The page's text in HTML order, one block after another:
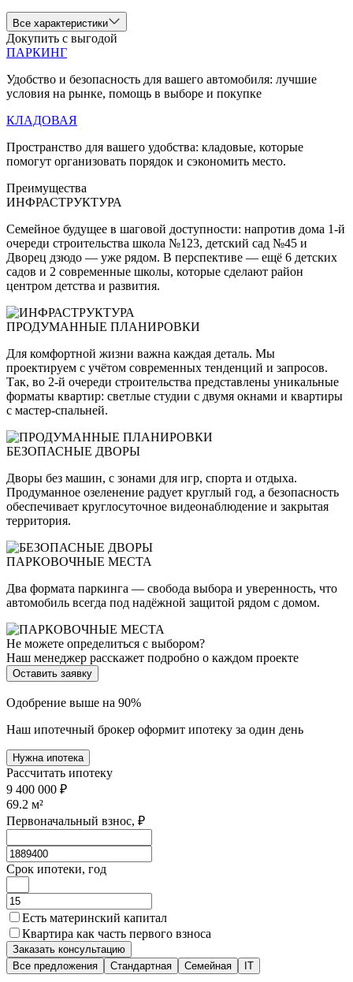
Все характеристики
Докупить с выгодой
ПАРКИНГ
Удобство и безопасность для вашего автомобиля: лучшие
условия на рынке, помощь в выборе и покупке
КЛАДОВАЯ
Пространство для вашего удобства: кладовые, которые
помогут организовать порядок и сэкономить место.
Преимущества
ИНФРАСТРУКТУРА
Семейное будущее в шаговой доступности: напротив дома 1-й
очереди строительства школа №123, детский сад №45 и
Дворец дзюдо — уже рядом. В перспективе — ещё 6 детских
садов и 2 современные школы, которые сделают район
центром детства и развития.
ПРОДУМАННЫЕ ПЛАНИРОВКИ
Для комфортной жизни важна каждая деталь. Мы
проектируем с учётом современных тенденций и запросов.
Так, во 2-й очереди строительства представлены уникальные
форматы квартир: светлые студии с двумя окнами и квартиры
с мастер-спальней.
БЕЗОПАСНЫЕ ДВОРЫ
Дворы без машин, с зонами для игр, спорта и отдыха.
Продуманное озеленение радует круглый год, а безопасность
обеспечивает круглосуточное видеонаблюдение и закрытая
территория.
ПАРКОВОЧНЫЕ МЕСТА
Два формата паркинга — свобода выбора и уверенность, что
автомобиль всегда под надёжной защитой рядом с домом.
Не можете определиться с выбором?
Наш менеджер расскажет подробно о каждом проекте
Оставить заявку
Одобрение выше на 90%
Наш ипотечный брокер оформит ипотеку за один день
Нужна ипотека
Рассчитать ипотеку
9 400 000 ₽
69.2 м²
Первоначальный взнос, ₽
Срок ипотеки, год
Есть материнский капитал
Квартира как часть первого взноса
Заказать консультацию
Все предложения
Стандартная Семейная IT